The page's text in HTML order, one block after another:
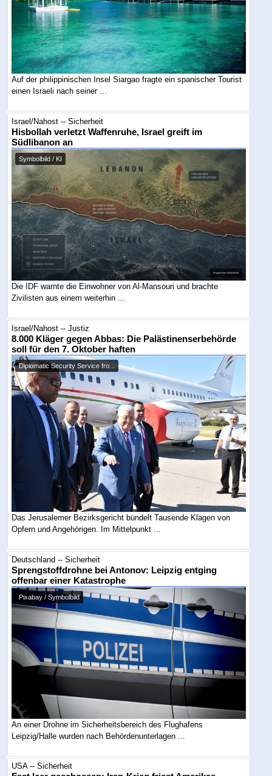
Auf der philippinischen Insel Siargao fragte ein spanischer Tourist
einen Israeli nach seiner ...
Israel/Nahost -- Sicherheit
Hisbollah verletzt Waffenruhe, Israel greift im
Südlibanon an
Symbolbild / KI
Die IDF warnte die Einwohner von Al-Mansouri und brachte
Zivilisten aus einem weiterhin ...
Israel/Nahost -- Justiz
8.000 Kläger gegen Abbas: Die Palästinenserbehörde
soll für den 7. Oktober haften
Diplomatic Security Service fro...
Das Jerusalemer Bezirksgericht bündelt Tausende Klagen von
Opfern und Angehörigen. Im Mittelpunkt ...
Deutschland -- Sicherheit
Sprengstoffdrohne bei Antonov: Leipzig entging
offenbar einer Katastrophe
Pixabay / Symbolbild
An einer Drohne im Sicherheitsbereich des Flughafens
Leipzig/Halle wurden nach Behördenunterlagen ...
USA -- Sicherheit